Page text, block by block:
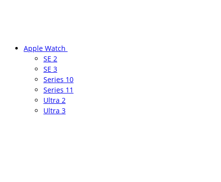
Apple Watch
SE 2
SE 3
Series 10
Series 11
Ultra 2
Ultra 3